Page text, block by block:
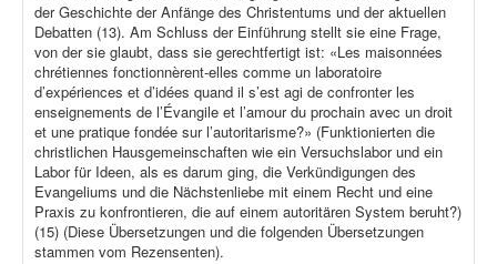
der Geschichte der Anfänge des Christentums und der aktuellen
Debatten (13). Am Schluss der Einführung stellt sie eine Frage,
von der sie glaubt, dass sie gerechtfertigt ist: «Les maisonnées
chrétiennes fonctionnèrent-elles comme un laboratoire
d’expériences et d’idées quand il s’est agi de confronter les
enseignements de l’Évangile et l’amour du prochain avec un droit
et une pratique fondée sur l’autoritarisme?» (Funktionierten die
christlichen Hausgemeinschaften wie ein Versuchslabor und ein
Labor für Ideen, als es darum ging, die Verkündigungen des
Evangeliums und die Nächstenliebe mit einem Recht und eine
Praxis zu konfrontieren, die auf einem autoritären System beruht?)
(15) (Diese Übersetzungen und die folgenden Übersetzungen
stammen vom Rezensenten).